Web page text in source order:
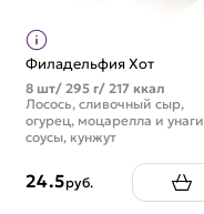
Филадельфия Хот
8 шт/ 295 г/ 217 ккал
Лосось, сливочный сыр,
огурец, моцарелла и унаги
соусы, кунжут
24.5руб.